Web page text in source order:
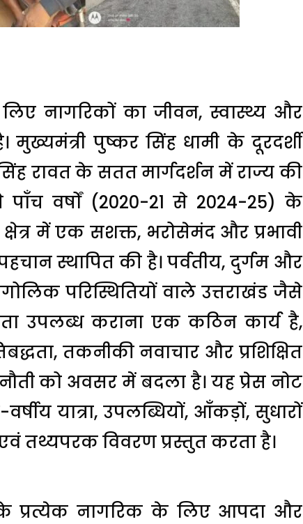
नागरिकों का जीवन, स्वास्थ्य और
मुख्यमंत्री पुष्कर सिंह धामी के दूरदर्शी
रावत के सतत मार्गदर्शन में राज्य की
वर्षों (2020-21 से 2024-25) के
में एक सशक्त, भरोसेमंद और प्रभावी
स्थापित की है। पर्वतीय, दुर्गम और
परिस्थितियों वाले उत्तराखंड जैसे
उपलब्ध कराना एक कठिन कार्य है,
तकनीकी नवाचार और प्रशिक्षित
को अवसर में बदला है। यह प्रेस नोट
यात्रा, उपलब्धियों, आँकड़ों, सुधारों
तथ्यपरक विवरण प्रस्तुत करता है।
प्रत्येक नागरिक के लिए आपदा और